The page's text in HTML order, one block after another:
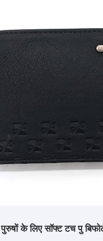
पुरुषों के लिए सॉफ्ट टच पु